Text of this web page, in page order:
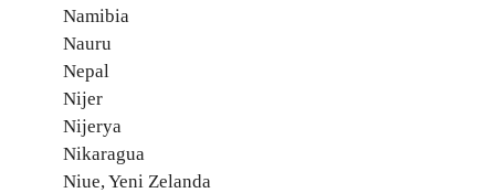
Namibia
Nauru
Nepal
Nijer
Nijerya
Nikaragua
Niue, Yeni Zelanda